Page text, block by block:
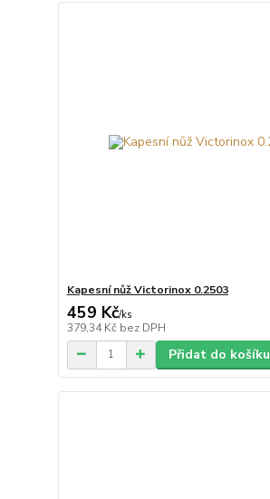
Kapesní nůž Victorinox 0.2503
459 Kč/ks
379,34 Kč bez DPH
Přidat do košíku